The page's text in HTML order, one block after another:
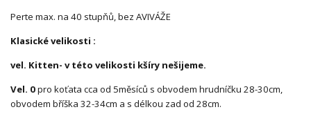
Perte max. na 40 stupňů, bez AVIVÁŽE
Klasické velikosti :
vel. Kitten- v této velikosti kšíry nešijeme.
Vel. 0pro koťata cca od 5měsíců s obvodem hrudníčku 28-30cm,
obvodem bříška 32-34cm a s délkou zad od 28cm.